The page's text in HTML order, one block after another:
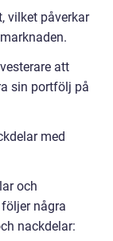
vilket påverkar
att
sin portfölj på
med
och
några
nackdelar: